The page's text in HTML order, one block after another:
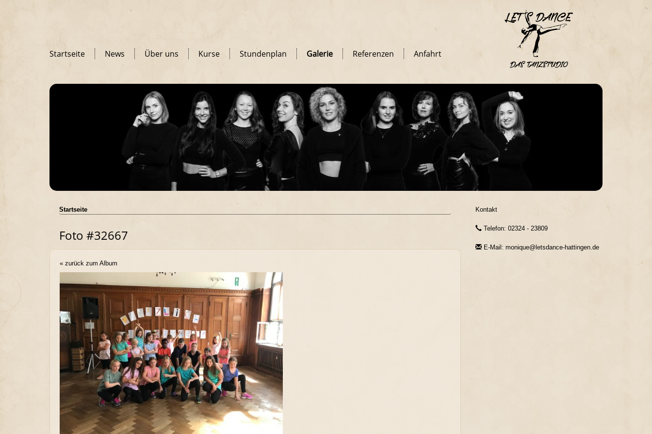
Startseite News Über uns Kurse Stundenplan Galerie Referenzen Anfahrt
Startseite
Foto #32667
« zurück zum Album
Kontakt
Telefon: 02324 - 23809
E-Mail: monique@letsdance-hattingen.de